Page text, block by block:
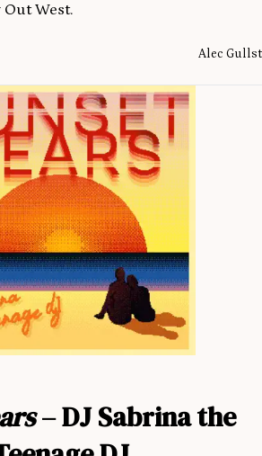
West.
Alec
– DJ Sabrina the